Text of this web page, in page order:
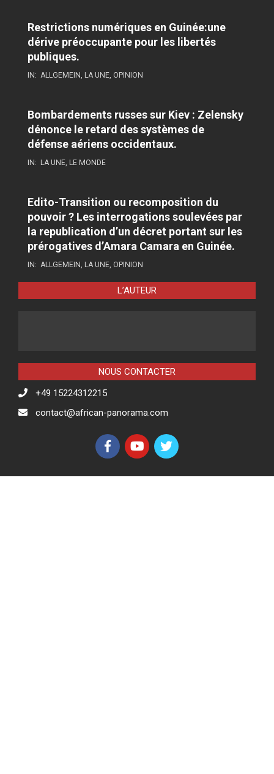
Restrictions numériques en Guinée:une
dérive préoccupante pour les libertés
publiques.
IN: ALLGEMEIN, LA UNE, OPINION
Bombardements russes sur Kiev : Zelensky
dénonce le retard des systèmes de
défense aériens occidentaux.
IN: LA UNE, LE MONDE
Edito-Transition ou recomposition du
pouvoir ? Les interrogations soulevées par
la republication d’un décret portant sur les
prérogatives d’Amara Camara en Guinée.
IN: ALLGEMEIN, LA UNE, OPINION
L’AUTEUR
NOUS CONTACTER
+49 15224312215
contact@african-panorama.com